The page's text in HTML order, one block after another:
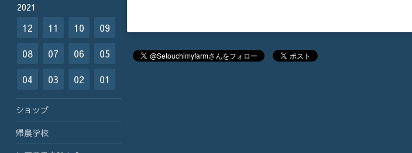
2021
12 11 10
09
08
07 06
05
04
03 02 01
ショップ
帰農学校